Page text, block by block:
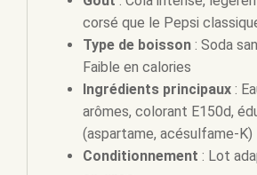
corsé que le Pepsi
Type de boisson : Soda
Faible en calories
Ingrédients principaux :
arômes, colorant E150d,
(aspartame, acésulfame-K)
Conditionnement : Lot